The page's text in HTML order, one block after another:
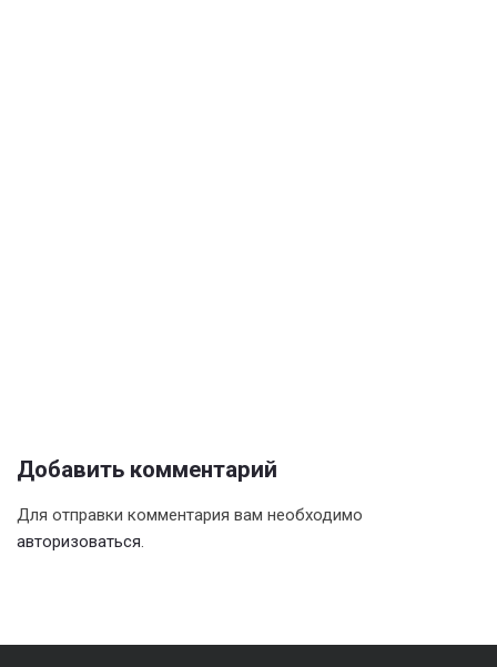
Добавить комментарий
Для отправки комментария вам необходимо
авторизоваться